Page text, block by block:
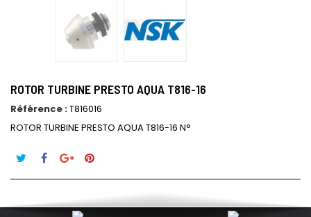
ROTOR TURBINE PRESTO AQUA T816-16
Référence :T816016
ROTOR TURBINE PRESTO AQUA T816-16 N°